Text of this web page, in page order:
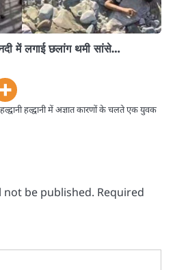
में लगाई छलांग थमी सांसे…
हल्द्वानी में अज्ञात कारणों के चलते एक युवक
not be published. Required